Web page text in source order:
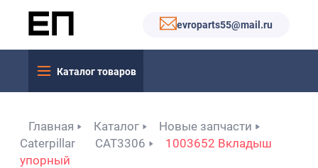
evroparts55@mail.ru
Каталог товаров
Главная Каталог
Новые запчасти
Caterpillar
CAT3306
1003652 Вкладыш
упорный